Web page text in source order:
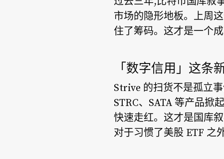
市场的隐形地板。上周
住了筹码。这才是一个
「数字信用」这条
Strive 的扫货不是孤立
STRC、SATA 等产品掀
快速走红。这才是国库
对于习惯了美股 ETF 之